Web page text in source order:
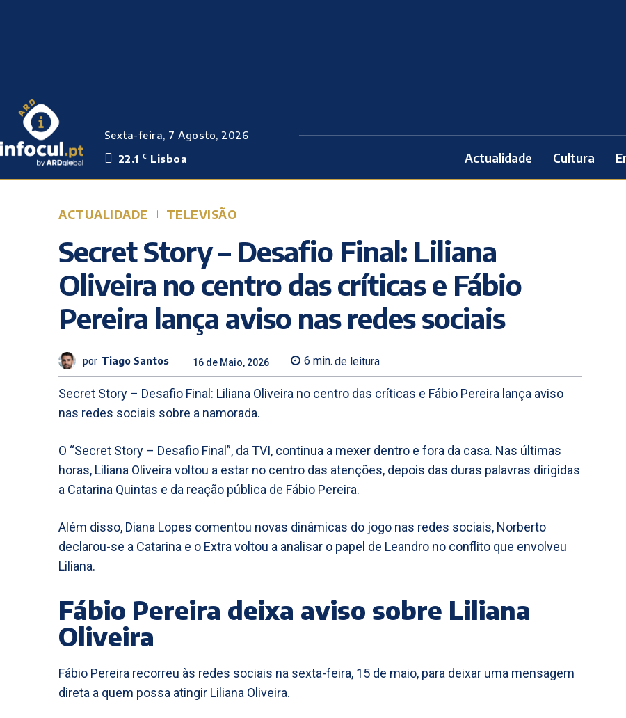
Sexta-feira, 7 Agosto, 2026
22.1 C Lisboa Actualidade Cultura
ACTUALIDADE TELEVISÃO
Secret Story – Desafio Final: Liliana
Oliveira no centro das críticas e Fábio
Pereira lança aviso nas redes sociais
por Tiago Santos 16 de Maio, 2026 6 min. de leitura
Secret Story – Desafio Final: Liliana Oliveira no centro das críticas e Fábio Pereira lança aviso
nas redes sociais sobre a namorada.
O “Secret Story – Desafio Final”, da TVI, continua a mexer dentro e fora da casa. Nas últimas
horas, Liliana Oliveira voltou a estar no centro das atenções, depois das duras palavras dirigidas
a Catarina Quintas e da reação pública de Fábio Pereira.
Além disso, Diana Lopes comentou novas dinâmicas do jogo nas redes sociais, Norberto
declarou-se a Catarina e o Extra voltou a analisar o papel de Leandro no conflito que envolveu
Liliana.
Fábio Pereira deixa aviso sobre Liliana
Oliveira
Fábio Pereira recorreu às redes sociais na sexta-feira, 15 de maio, para deixar uma mensagem
direta a quem possa atingir Liliana Oliveira.